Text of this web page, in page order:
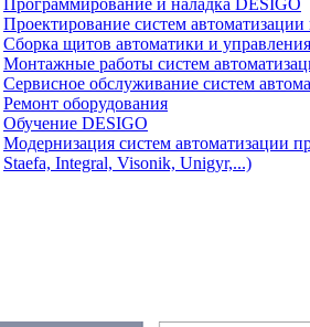
Программирование и наладка DESIGO
Проектирование систем
Сборка щитов автоматики и
Монтажные работы систем
Сервисное обслуживание систем
Ремонт оборудования
Обучение DESIGO
Модернизация систем автоматизации
Staefa, Integral, Visonik, Unigyr,...)